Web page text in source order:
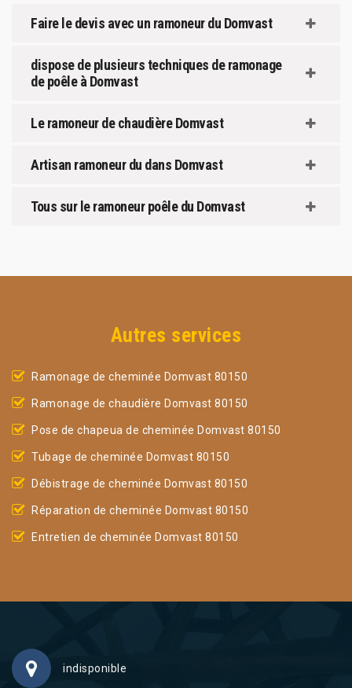
Faire le devis avec un ramoneur du Domvast
dispose de plusieurs techniques de ramonage
de poêle à Domvast
Le ramoneur de chaudière Domvast
Artisan ramoneur du dans Domvast
Tous sur le ramoneur poêle du Domvast
Autres services
Ramonage de cheminée Domvast 80150
Ramonage de chaudière Domvast 80150
Pose de chapeua de cheminée Domvast 80150
Tubage de cheminée Domvast 80150
Débistrage de cheminée Domvast 80150
Réparation de cheminée Domvast 80150
Entretien de cheminée Domvast 80150
indisponible